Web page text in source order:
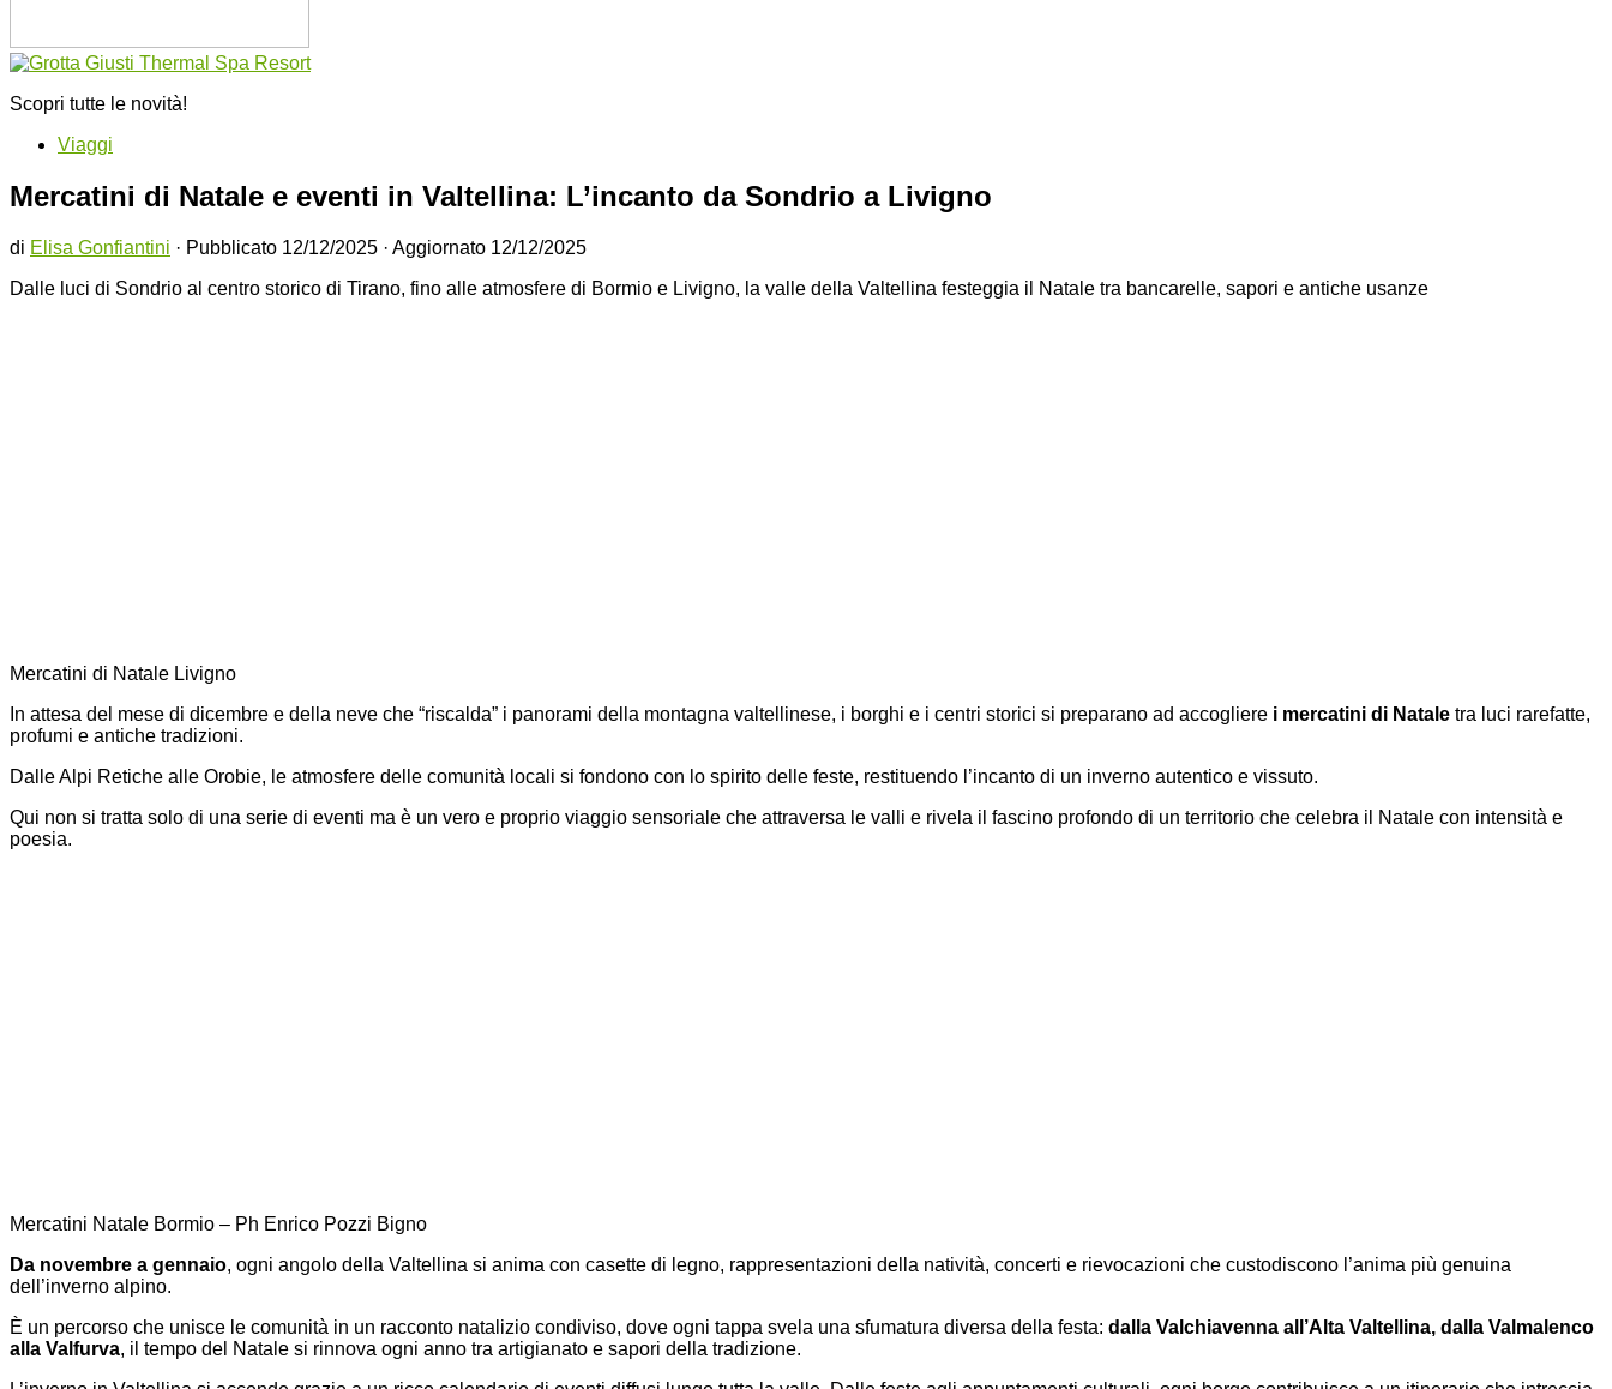
Scopri tutte le novità!
Viaggi
Mercatini di Natale e eventi in Valtellina: L’incanto da Sondrio a Livigno
di Elisa Gonfiantini · Pubblicato 12/12/2025 · Aggiornato 12/12/2025
Dalle luci di Sondrio al centro storico di Tirano, fino alle atmosfere di Bormio e Livigno, la valle della Valtellina festeggia il Natale tra bancarelle, sapori e antiche usanze
Mercatini di Natale Livigno
In attesa del mese di dicembre e della neve che “riscalda” i panorami della montagna valtellinese, i borghi e i centri storici si preparano ad accogliere i mercatini di Natale tra luci rarefatte,
profumi e antiche tradizioni.
Dalle Alpi Retiche alle Orobie, le atmosfere delle comunità locali si fondono con lo spirito delle feste, restituendo l’incanto di un inverno autentico e vissuto.
Qui non si tratta solo di una serie di eventi ma è un vero e proprio viaggio sensoriale che attraversa le valli e rivela il fascino profondo di un territorio che celebra il Natale con intensità e
poesia.
Mercatini Natale Bormio – Ph Enrico Pozzi Bigno
Da novembre a gennaio, ogni angolo della Valtellina si anima con casette di legno, rappresentazioni della natività, concerti e rievocazioni che custodiscono l’anima più genuina
dell’inverno alpino.
È un percorso che unisce le comunità in un racconto natalizio condiviso, dove ogni tappa svela una sfumatura diversa della festa: dalla Valchiavenna all’Alta Valtellina, dalla Valmalenco
alla Valfurva, il tempo del Natale si rinnova ogni anno tra artigianato e sapori della tradizione.